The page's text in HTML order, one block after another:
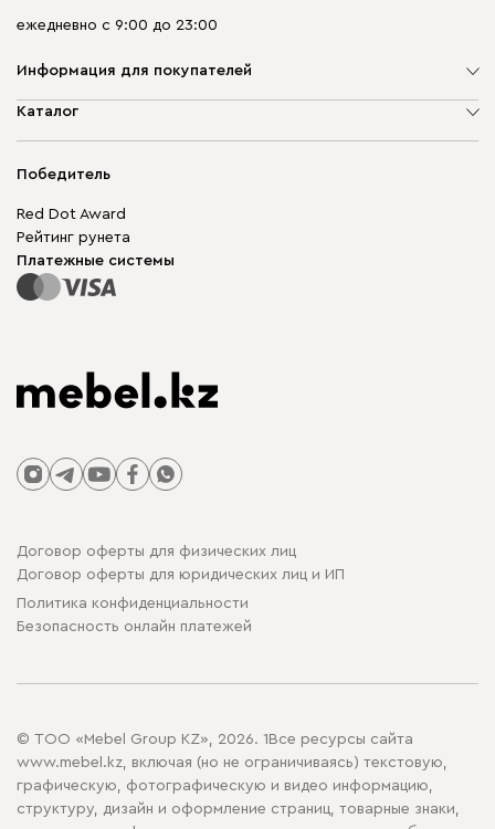
ежедневно с 9:00 до 23:00
Информация для покупателей
О компании
Гарантия
Для бизнеса
Карта сайта
Каталог
Корпусная мебель
Модульная мебель
Столы и стулья
Победитель
Red Dot Award
Рейтинг рунета
Платежные системы
Договор оферты для физических лиц
Договор оферты для юридических лиц и ИП
Политика конфиденциальности
Безопасность онлайн платежей
© ТОО «Mebel Group KZ», 2026. 1Все ресурсы сайта
www.mebel.kz, включая (но не ограничиваясь) текстовую,
графическую, фотографическую и видео информацию,
структуру, дизайн и оформление страниц, товарные знаки,